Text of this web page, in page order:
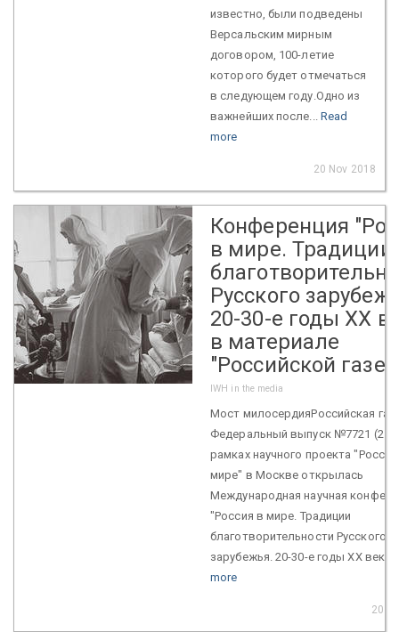
известно, были подведены
Версальским мирным
договором, 100-летие
которого будет отмечаться
в следующем году.Одно из
важнейших после... Read
more
20 Nov 2018
Конференция
в мире. Традиции
Русского
20-30-е годы ХХ
в материале
"Российской
IWH in the media
Мост милосердияРоссийская
Федеральный выпуск №7721
рамках научного проекта
мире" в Москве открылась
Международная научная
"Россия в мире. Традиции
благотворительности Русского
зарубежья. 20-30-е годы ХХ
more
20